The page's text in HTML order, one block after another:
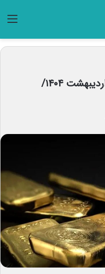
قیمت طلا امروز دوشنبه ۱۵ اردیبهشت ۱۴۰۴/